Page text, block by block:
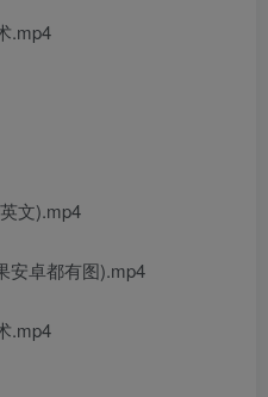
.mp4
文).mp4
安卓都有图).mp4
.mp4